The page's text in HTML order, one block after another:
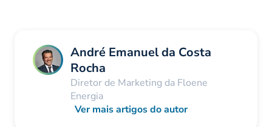
André Emanuel da Costa
Rocha
Diretor de Marketing da Floene
Energia
Ver mais artigos do autor